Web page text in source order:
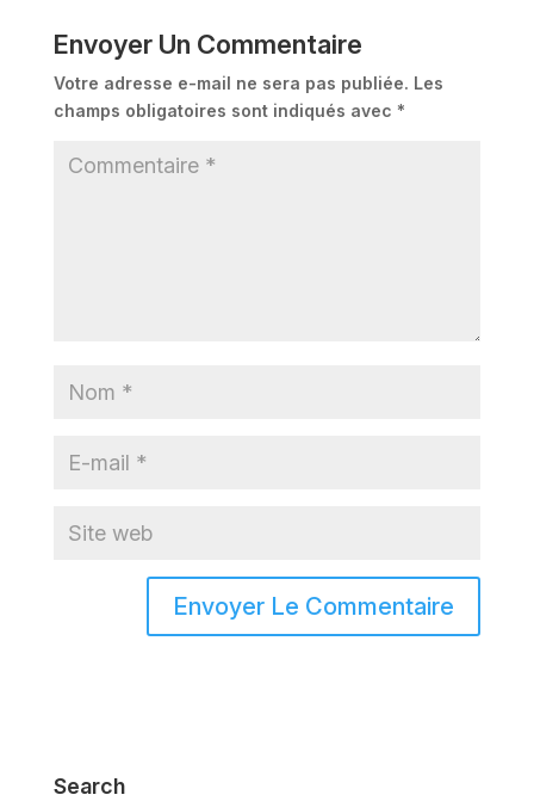
Envoyer Un Commentaire
Votre adresse e-mail ne sera pas publiée. Les
champs obligatoires sont indiqués avec *
Search